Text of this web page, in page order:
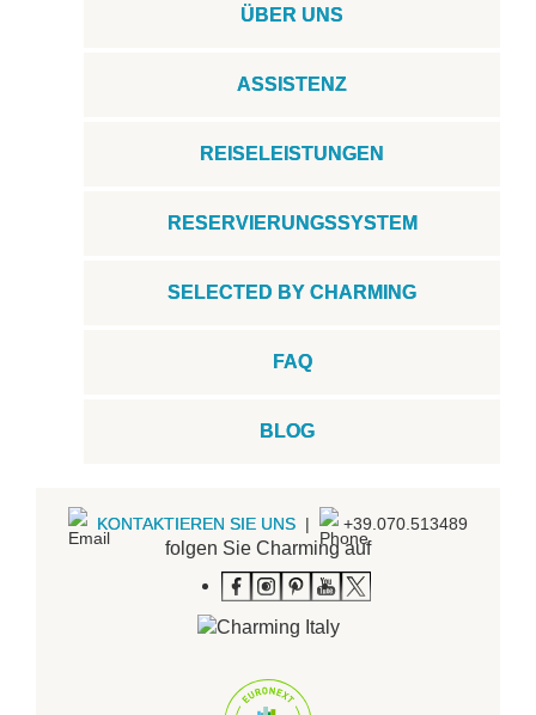
ÜBER UNS
ASSISTENZ
REISELEISTUNGEN
RESERVIERUNGSSYSTEM
SELECTED BY CHARMING
FAQ
BLOG
KONTAKTIEREN SIE UNS | +39.070.513489
folgen Sie Charming auf